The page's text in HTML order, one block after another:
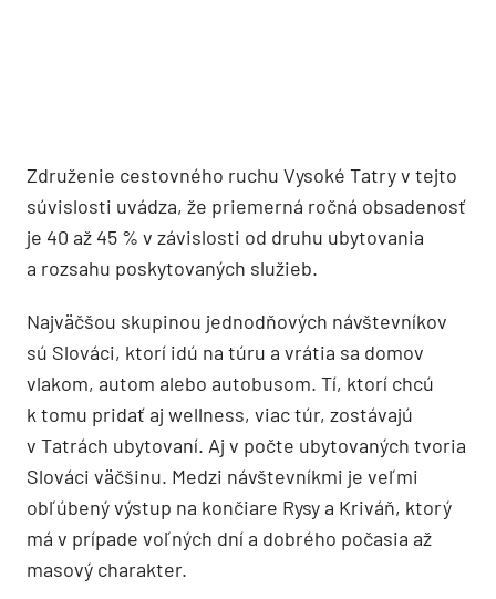
Združenie cestovného ruchu Vysoké Tatry v tejto
súvislosti uvádza, že priemerná ročná obsadenosť
je 40 až 45 % v závislosti od druhu ubytovania
a rozsahu poskytovaných služieb.
Najväčšou skupinou jednodňových návštevníkov
sú Slováci, ktorí idú na túru a vrátia sa domov
vlakom, autom alebo autobusom. Tí, ktorí chcú
k tomu pridať aj wellness, viac túr, zostávajú
v Tatrách ubytovaní. Aj v počte ubytovaných tvoria
Slováci väčšinu. Medzi návštevníkmi je veľmi
obľúbený výstup na končiare Rysy a Kriváň, ktorý
má v prípade voľných dní a dobrého počasia až
masový charakter.